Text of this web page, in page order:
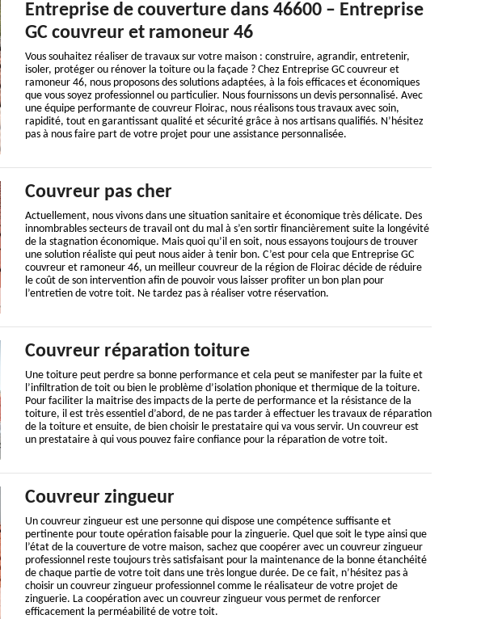
Entreprise de couverture dans 46600 – Entreprise
GC couvreur et ramoneur 46
Vous souhaitez réaliser de travaux sur votre maison : construire, agrandir, entretenir,
isoler, protéger ou rénover la toiture ou la façade ? Chez Entreprise GC couvreur et
ramoneur 46, nous proposons des solutions adaptées, à la fois efficaces et économiques
que vous soyez professionnel ou particulier. Nous fournissons un devis personnalisé. Avec
une équipe performante de couvreur Floirac, nous réalisons tous travaux avec soin,
rapidité, tout en garantissant qualité et sécurité grâce à nos artisans qualifiés. N’hésitez
pas à nous faire part de votre projet pour une assistance personnalisée.
Couvreur pas cher
Actuellement, nous vivons dans une situation sanitaire et économique très délicate. Des
innombrables secteurs de travail ont du mal à s’en sortir financièrement suite la longévité
de la stagnation économique. Mais quoi qu’il en soit, nous essayons toujours de trouver
une solution réaliste qui peut nous aider à tenir bon. C’est pour cela que Entreprise GC
couvreur et ramoneur 46, un meilleur couvreur de la région de Floirac décide de réduire
le coût de son intervention afin de pouvoir vous laisser profiter un bon plan pour
l’entretien de votre toit. Ne tardez pas à réaliser votre réservation.
Couvreur réparation toiture
Une toiture peut perdre sa bonne performance et cela peut se manifester par la fuite et
l’infiltration de toit ou bien le problème d’isolation phonique et thermique de la toiture.
Pour faciliter la maitrise des impacts de la perte de performance et la résistance de la
toiture, il est très essentiel d’abord, de ne pas tarder à effectuer les travaux de réparation
de la toiture et ensuite, de bien choisir le prestataire qui va vous servir. Un couvreur est
un prestataire à qui vous pouvez faire confiance pour la réparation de votre toit.
Couvreur zingueur
Un couvreur zingueur est une personne qui dispose une compétence suffisante et
pertinente pour toute opération faisable pour la zinguerie. Quel que soit le type ainsi que
l’état de la couverture de votre maison, sachez que coopérer avec un couvreur zingueur
professionnel reste toujours très satisfaisant pour la maintenance de la bonne étanchéité
de chaque partie de votre toit dans une très longue durée. De ce fait, n’hésitez pas à
choisir un couvreur zingueur professionnel comme le réalisateur de votre projet de
zinguerie. La coopération avec un couvreur zingueur vous permet de renforcer
efficacement la perméabilité de votre toit.